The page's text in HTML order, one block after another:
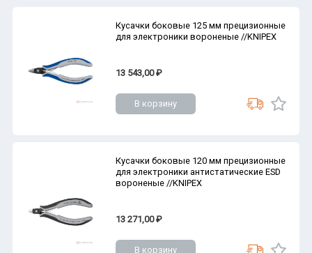
Кусачки боковые 125 мм прецизионные
для электроники вороненые //KNIPEX
13 543,00 ₽
В корзину
Кусачки боковые 120 мм прецизионные
для электроники антистатические ESD
вороненые //KNIPEX
13 271,00 ₽
В корзину